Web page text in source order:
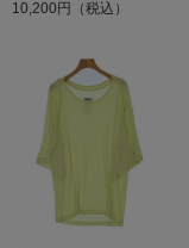
10,200円（税込）